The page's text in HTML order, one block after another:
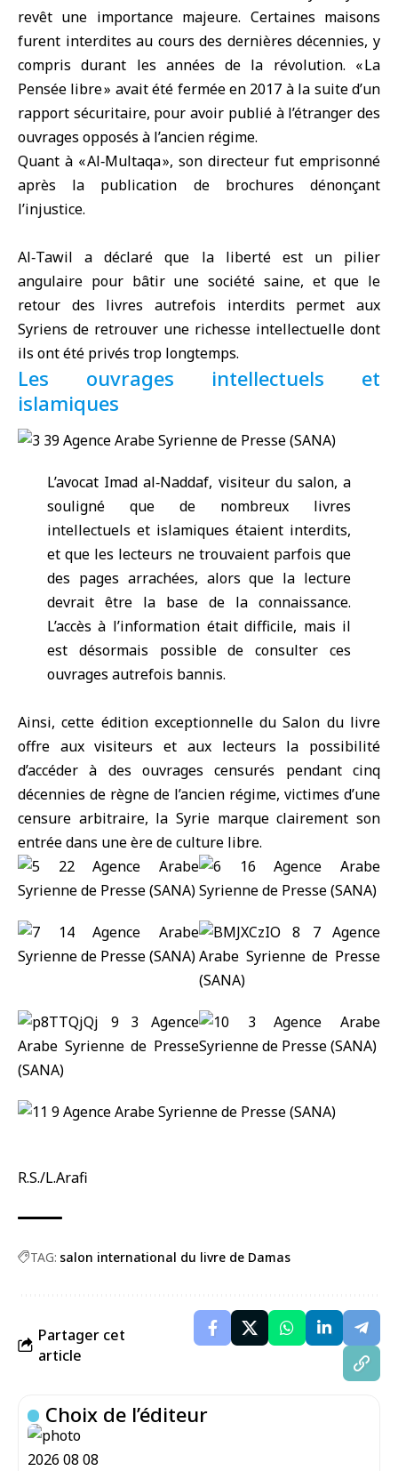
revêt une importance majeure. Certaines maisons
furent interdites au cours des dernières décennies, y
compris durant les années de la révolution. « La
Pensée libre » avait été fermée en 2017 à la suite d’un
rapport sécuritaire, pour avoir publié à l’étranger des
ouvrages opposés à l’ancien régime.
Quant à « Al‑Multaqa », son directeur fut emprisonné
après la publication de brochures dénonçant
l’injustice.
Al‑Tawil a déclaré que la liberté est un pilier
angulaire pour bâtir une société saine, et que le
retour des livres autrefois interdits permet aux
Syriens de retrouver une richesse intellectuelle dont
ils ont été privés trop longtemps.
Les ouvrages intellectuels et
islamiques
L’avocat Imad al‑Naddaf, visiteur du salon, a
souligné que de nombreux livres
intellectuels et islamiques étaient interdits,
et que les lecteurs ne trouvaient parfois que
des pages arrachées, alors que la lecture
devrait être la base de la connaissance.
L’accès à l’information était difficile, mais il
est désormais possible de consulter ces
ouvrages autrefois bannis.
Ainsi, cette édition exceptionnelle du Salon du livre
offre aux visiteurs et aux lecteurs la possibilité
d’accéder à des ouvrages censurés pendant cinq
décennies de règne de l’ancien régime, victimes d’une
censure arbitraire, la Syrie marque clairement son
entrée dans une ère de culture libre.
R.S./L.Arafi
TAG: salon international du livre de Damas
Partager cet
article
Choix de l’éditeur